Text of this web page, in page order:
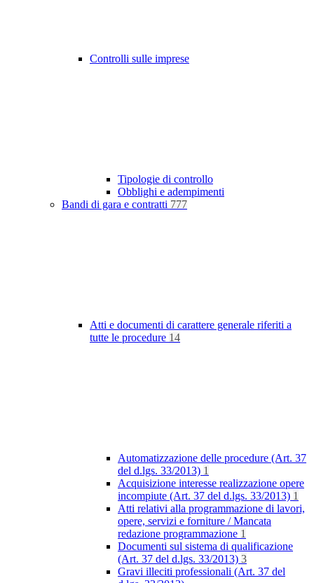
Controlli sulle imprese
Tipologie di controllo
Obblighi e adempimenti
Bandi di gara e contratti 777
Atti e documenti di carattere generale riferiti a
tutte le procedure 14
Automatizzazione delle procedure (Art. 37
del d.lgs. 33/2013) 1
Acquisizione interesse realizzazione opere
incompiute (Art. 37 del d.lgs. 33/2013) 1
Atti relativi alla programmazione di lavori,
opere, servizi e forniture / Mancata
redazione programmazione 1
Documenti sul sistema di qualificazione
(Art. 37 del d.lgs. 33/2013) 3
Gravi illeciti professionali (Art. 37 del